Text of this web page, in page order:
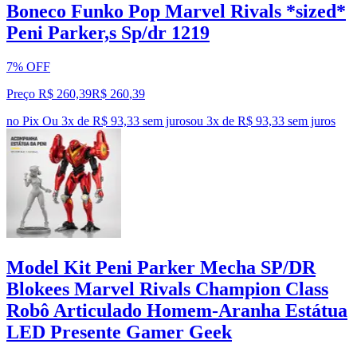
Boneco Funko Pop Marvel Rivals *sized*
Peni Parker,s Sp/dr 1219
7% OFF
Preço R$ 260,39R$ 260,39
no Pix Ou 3x de R$ 93,33 sem jurosou 3x de R$ 93,33 sem juros
Model Kit Peni Parker Mecha SP/DR
Blokees Marvel Rivals Champion Class
Robô Articulado Homem-Aranha Estátua
LED Presente Gamer Geek